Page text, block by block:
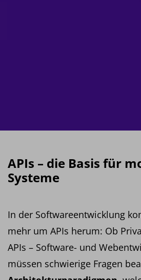
APIs – die Basis für
Systeme
In der Softwareentwicklung
mehr um APIs herum: Ob
APIs – Software- und
müssen schwierige Fragen